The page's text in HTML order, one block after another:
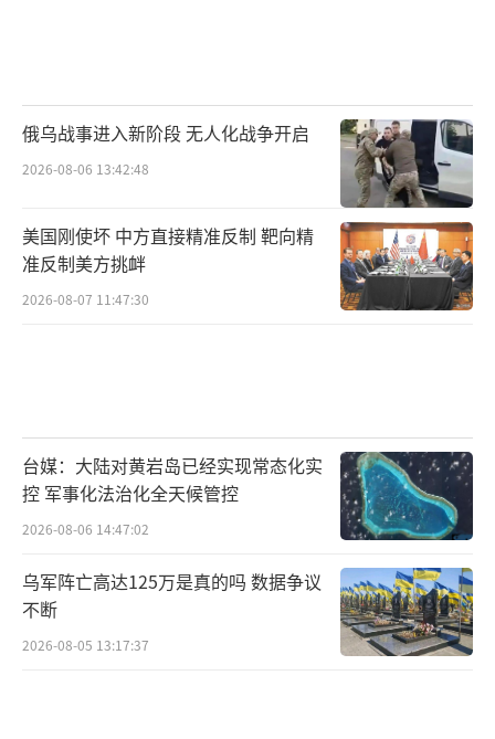
俄乌战事进入新阶段 无人化战争开启
2026-08-06 13:42:48
美国刚使坏 中方直接精准反制 靶向精
准反制美方挑衅
2026-08-07 11:47:30
台媒：大陆对黄岩岛已经实现常态化实
控 军事化法治化全天候管控
2026-08-06 14:47:02
乌军阵亡高达125万是真的吗 数据争议
不断
2026-08-05 13:17:37